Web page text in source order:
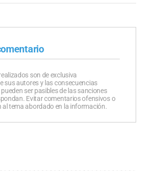
son de exclusiva
sus autores y las consecuencias
ser pasibles de las sanciones
Evitar comentarios ofensivos o
al tema abordado en la información.